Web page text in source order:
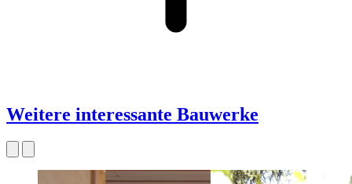
Weitere interessante Bauwerke